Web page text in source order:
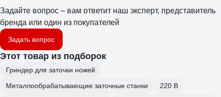
Задайте вопрос – вам ответит наш эксперт, представитель
бренда или один из покупателей
Задать вопрос
Этот товар из подборок
Гриндер для заточки ножей
Металлообрабатывающие заточные станки
220 В